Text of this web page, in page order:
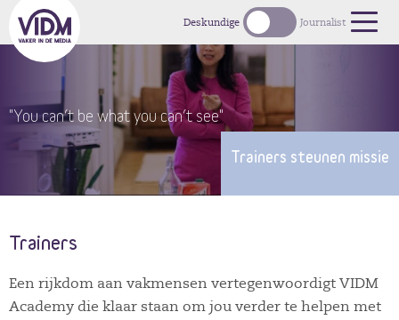
Deskundige Journalist
"You can‘t be what you can‘t see"
Trainers steunen missie
Trainers
Een rijkdom aan vakmensen vertegenwoordigt VIDM
Academy die klaar staan om jou verder te helpen met